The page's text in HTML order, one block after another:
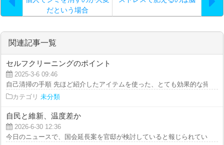
だという場合
関連記事一覧
セルフクリーニングのポイント
2025-3-6 09:46
自己清掃の手順 先ほど紹介したアイテムを使った、とても効果的な掃除
カテゴリ 未分類
自民と維新、温度差か
2026-6-30 12:36
今日のニュースで、国会延長案を官邸が検討していると報じられていた。